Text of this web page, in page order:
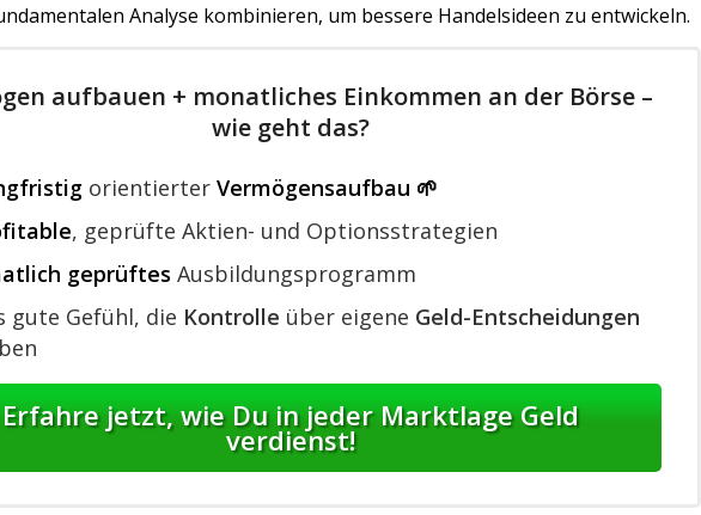
Analyse kombinieren, um bessere Handelsideen zu entwickeln.
aufbauen + monatliches Einkommen an der Börse –
wie geht das?
orientierter Vermögensaufbau 🌱
, geprüfte Aktien- und Optionsstrategien
geprüftes Ausbildungsprogramm
gute Gefühl, die Kontrolle über eigene Geld-Entscheidungen
Erfahre jetzt, wie Du in jeder Marktlage Geld
verdienst!